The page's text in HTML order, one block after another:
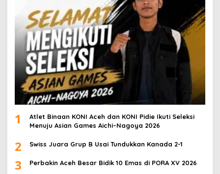
1
Atlet Binaan KONI Aceh dan KONI Pidie Ikuti Seleksi
Menuju Asian Games Aichi–Nagoya 2026
2 Swiss Juara Grup B Usai Tundukkan Kanada 2-1
3 Perbakin Aceh Besar Bidik 10 Emas di PORA XV 2026